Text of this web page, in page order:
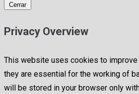
Cerrar
Privacy Overview
This website uses cookies to
they are essential for the working of
will be stored in your browser only